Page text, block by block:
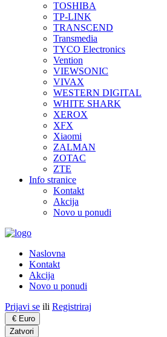
TOSHIBA
TP-LINK
TRANSCEND
Transmedia
TYCO Electronics
Vention
VIEWSONIC
VIVAX
WESTERN DIGITAL
WHITE SHARK
XEROX
XFX
Xiaomi
ZALMAN
ZOTAC
ZTE
Info stranice
Kontakt
Akcija
Novo u ponudi
Naslovna
Kontakt
Akcija
Novo u ponudi
Prijavi se ili Registriraj
€ Euro
Zatvori